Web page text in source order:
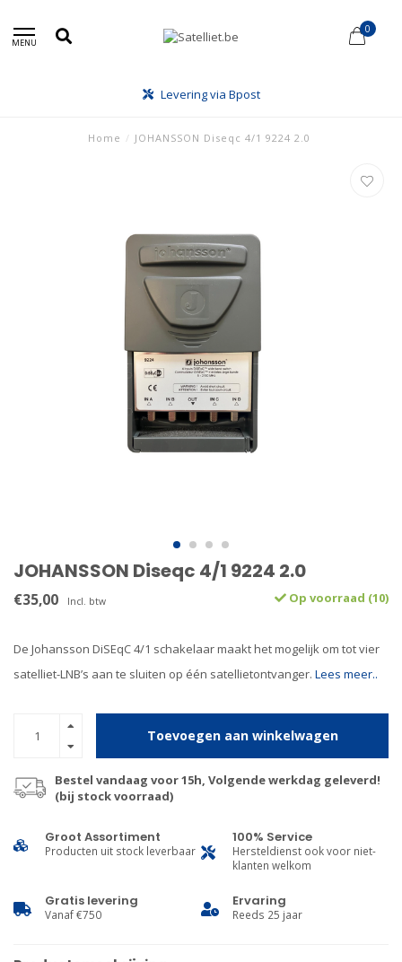
MENU
0
Levering via Bpost
Home / JOHANSSON Diseqc 4/1 9224 2.0
JOHANSSON Diseqc 4/1 9224 2.0
€35,00 Incl. btw Op voorraad (10)
De Johansson DiSEqC 4/1 schakelaar maakt het mogelijk om tot vier
satelliet-LNB’s aan te sluiten op één satellietontvanger. Lees meer..
Toevoegen aan winkelwagen
Bestel vandaag voor 15h, Volgende werkdag geleverd!
(bij stock voorraad)
Groot Assortiment
Producten uit stock leverbaar
100% Service
Hersteldienst ook voor niet-
klanten welkom
Gratis levering
Vanaf €750
Ervaring
Reeds 25 jaar